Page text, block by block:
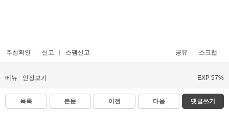
추천확인 신고 스팸신고 공유 스크랩
메뉴 인장보기 EXP 57%
목록 본문 이전 다음 댓글쓰기